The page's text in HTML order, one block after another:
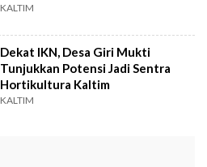
KALTIM
Dekat IKN, Desa Giri Mukti
Tunjukkan Potensi Jadi Sentra
Hortikultura Kaltim
KALTIM